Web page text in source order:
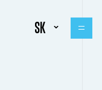
SK